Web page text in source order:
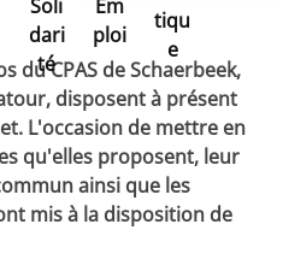
Soli
dari
té
Em
ploi
tiqu
e
du CPAS de Schaerbeek,
disposent à présent
L'occasion de mettre en
qu'elles proposent, leur
ainsi que les
mis à la disposition de